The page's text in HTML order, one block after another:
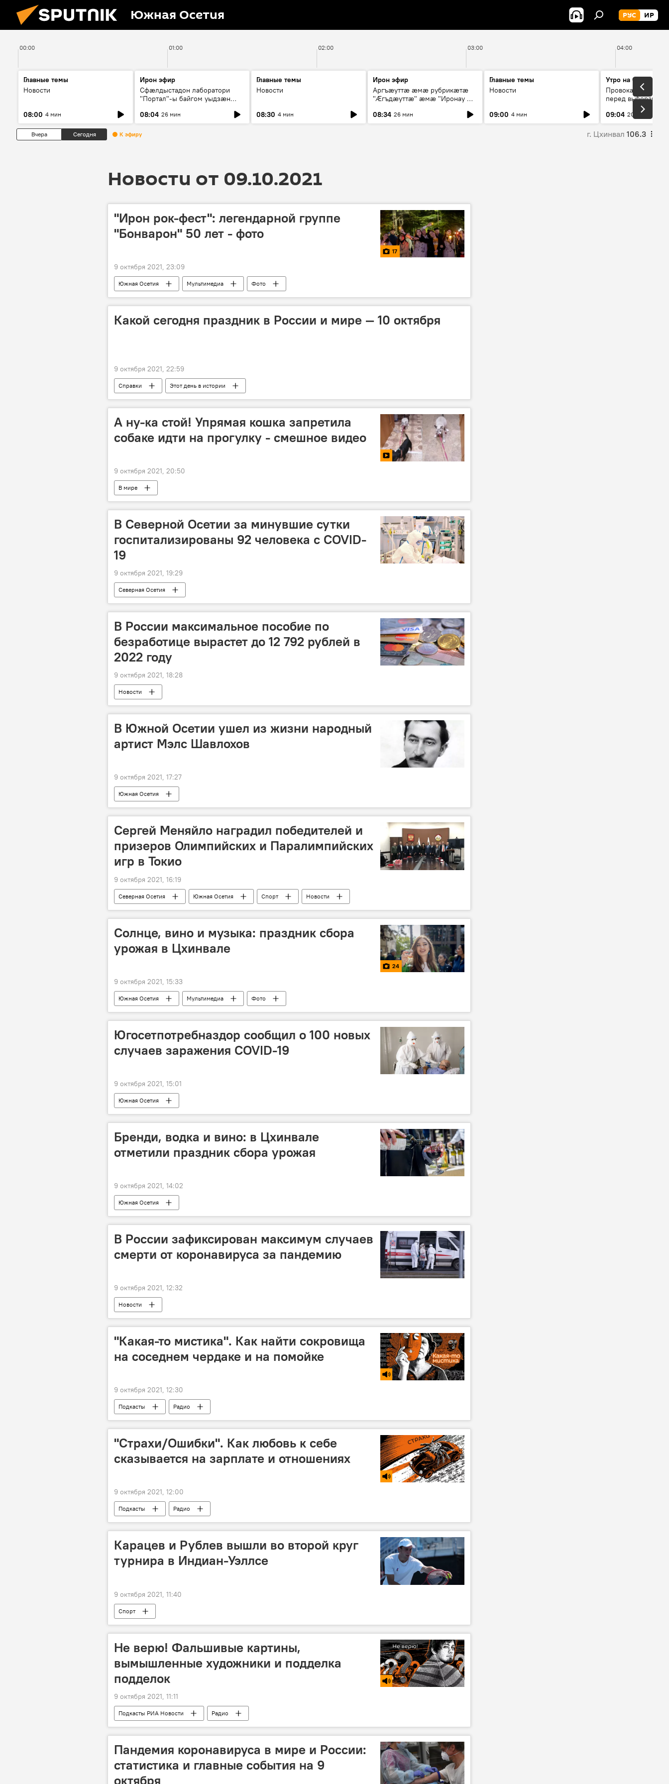
Южная Осетия РУС ИР
00:00 01:00 02:00 03:00 04:00
Главные темы
Новости
08:00 4 мин
Ирон эфир
Сфæлдыстадон лаборатори
"Портал"-ы байгом уыдзæн
Æхсары куыстыты равдыст
08:04 26 мин
Главные темы
Новости
08:30 4 мин
Ирон эфир
Аргъæуттæ æмæ рубрикæтæ
"Æгъдæуттæ" æмæ "Иронау æй
08:34 26 мин
Главные темы
Новости
09:00 4 мин
Утро на Спутнике
Провокации со
перед выборами в
09:04 20 мин
Вчера Сегодня К эфиру г. Цхинвал 106.3
Новости от 09.10.2021
"Ирон рок-фест": легендарной группе
"Бонварон" 50 лет - фото
17
9 октября 2021, 23:09
Южная Осетия Мультимедиа Фото
Какой сегодня праздник в России и мире — 10 октября
9 октября 2021, 22:59
Справки Этот день в истории
А ну-ка стой! Упрямая кошка запретила
собаке идти на прогулку - смешное видео
9 октября 2021, 20:50
В мире
В Северной Осетии за минувшие сутки
госпитализированы 92 человека c COVID-
19
9 октября 2021, 19:29
Северная Осетия
В России максимальное пособие по
безработице вырастет до 12 792 рублей в
2022 году
9 октября 2021, 18:28
Новости
В Южной Осетии ушел из жизни народный
артист Мэлс Шавлохов
9 октября 2021, 17:27
Южная Осетия
Сергей Меняйло наградил победителей и
призеров Олимпийских и Паралимпийских
игр в Токио
9 октября 2021, 16:19
Северная Осетия Южная Осетия Спорт Новости
Солнце, вино и музыка: праздник сбора
урожая в Цхинвале
24
9 октября 2021, 15:33
Южная Осетия Мультимедиа Фото
Югосетпотребназдор сообщил о 100 новых
случаев заражения COVID-19
9 октября 2021, 15:01
Южная Осетия
Бренди, водка и вино: в Цхинвале
отметили праздник сбора урожая
9 октября 2021, 14:02
Южная Осетия
В России зафиксирован максимум случаев
смерти от коронавируса за пандемию
9 октября 2021, 12:32
Новости
"Какая-то мистика". Как найти сокровища
на соседнем чердаке и на помойке
9 октября 2021, 12:30
Подкасты Радио
"Страхи/Ошибки". Как любовь к себе
сказывается на зарплате и отношениях
9 октября 2021, 12:00
Подкасты Радио
Карацев и Рублев вышли во второй круг
турнира в Индиан-Уэллсе
9 октября 2021, 11:40
Спорт
Не верю! Фальшивые картины,
вымышленные художники и подделка
подделок
9 октября 2021, 11:11
Подкасты РИА Новости Радио
Пандемия коронавируса в мире и России:
статистика и главные события на 9
октября